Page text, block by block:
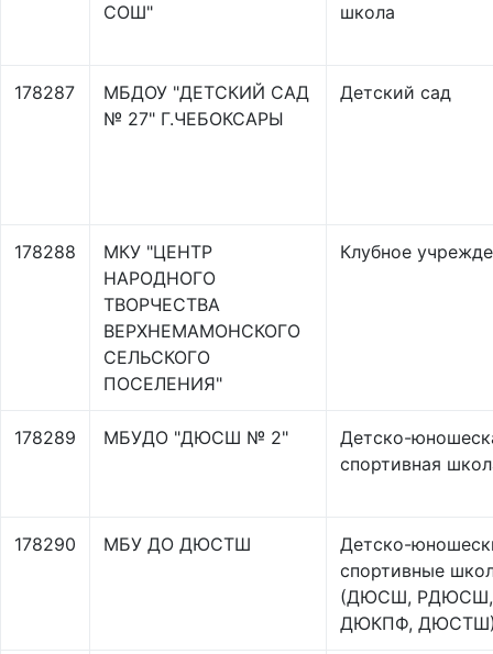
СОШ"
школа
178287
МБДОУ "ДЕТСКИЙ САД
№ 27" Г.ЧЕБОКСАРЫ
Детский сад
178288
МКУ "ЦЕНТР
НАРОДНОГО
ТВОРЧЕСТВА
ВЕРХНЕМАМОНСКОГО
СЕЛЬСКОГО
ПОСЕЛЕНИЯ"
Клубное
178289 МБУДО "ДЮСШ № 2"
Детско-
спортивная
178290 МБУ ДО ДЮСТШ
Детско-
спортивные
(ДЮСШ, РДЮСШ,
ДЮКПФ,